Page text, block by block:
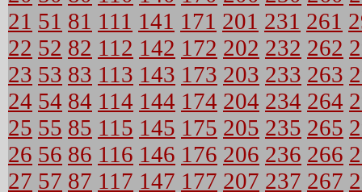
21 51 81 111 141 171 201 231 261
22 52 82 112 142 172 202 232 262
23 53 83 113 143 173 203 233 263
24 54 84 114 144 174 204 234 264
25 55 85 115 145 175 205 235 265
26 56 86 116 146 176 206 236 266
27 57 87 117 147 177 207 237 267